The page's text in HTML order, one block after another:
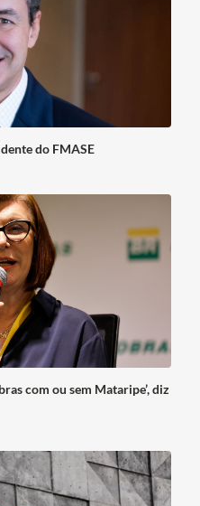
do FMASE
com ou sem Mataripe’, diz